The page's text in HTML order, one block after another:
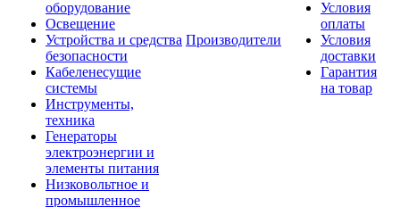
оборудование
Освещение
Устройства и средства
безопасности
Кабеленесущие
системы
Инструменты,
техника
Генераторы
электроэнергии и
элементы питания
Низковольтное и
промышленное
Производители
Условия
оплаты
Условия
доставки
Гарантия
на товар